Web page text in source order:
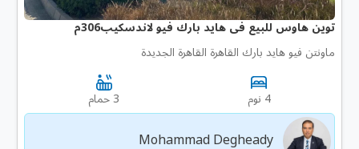
توين هاوس للبيع فى هايد بارك فيو لاندسكيب306م
ماونتن فيو هايد بارك القاهرة القاهرة الجديدة
4 نوم 3 حمام
Mohammad Degheady